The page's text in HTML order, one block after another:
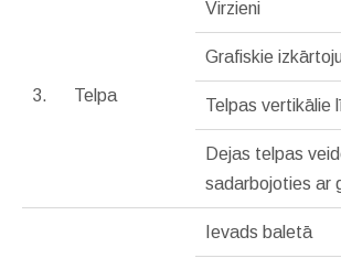
3. Telpa
Virzieni
Grafiskie
Telpas vertikālie
Dejas telpas
sadarbojoties ar
Ievads baletā